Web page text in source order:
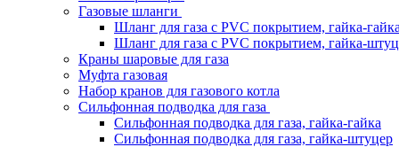
Газовые шланги
Шланг для газа с PVC покрытием, гайка-гайка
Шланг для газа с PVC покрытием, гайка-
Краны шаровые для газа
Муфта газовая
Набор кранов для газового котла
Сильфонная подводка для газа
Сильфонная подводка для газа, гайка-гайка
Сильфонная подводка для газа, гайка-штуцер